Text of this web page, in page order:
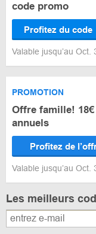
code promo
Profitez du code
Valable jusqu’au Oct.
PROMOTION
Offre famille!
annuels
Profitez de
Valable jusqu’au Oct.
Les meilleurs